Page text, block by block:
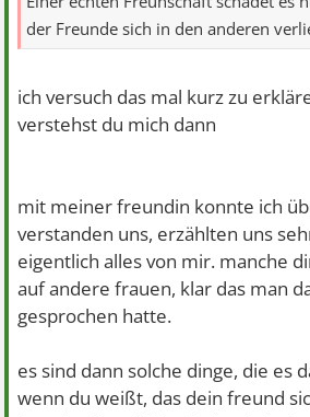
der Freunde sich in den anderen
ich versuch das mal kurz zu
verstehst du mich dann
mit meiner freundin konnte ich
verstanden uns, erzählten uns
eigentlich alles von mir. manche
auf andere frauen, klar das man
gesprochen hatte.
es sind dann solche dinge, die es
wenn du weißt, das dein freund